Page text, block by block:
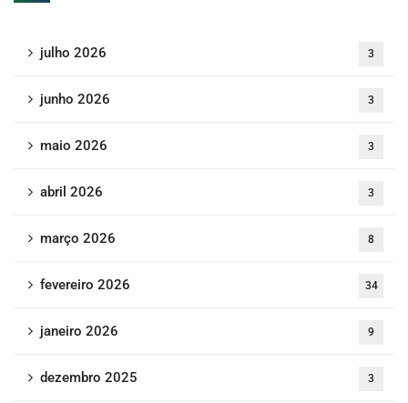
julho 2026 3
junho 2026 3
maio 2026 3
abril 2026 3
março 2026 8
fevereiro 2026 34
janeiro 2026 9
dezembro 2025 3